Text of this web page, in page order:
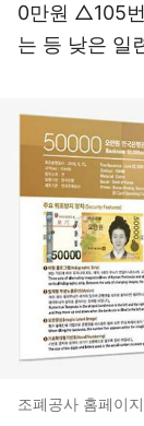
0만원 △105
는 등 낮은 일
조폐공사 홈페이